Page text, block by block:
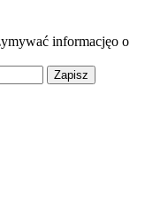
informacjęo o
Zapisz